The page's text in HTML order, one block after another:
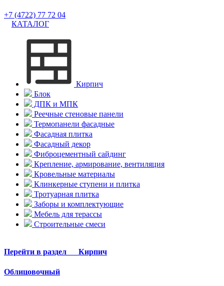
+7 (4722) 77 72 04
КАТАЛОГ
Кирпич
Блок
ДПК и МПК
Реечные стеновые панели
Термопанели фасадные
Фасадная плитка
Фасадный декор
Фиброцементный сайдинг
Крепление, армирование, вентиляция
Кровельные материалы
Клинкерные ступени и плитка
Тротуарная плитка
Заборы и комплектующие
Мебель для терассы
Строительные смеси
Перейти в раздел Кирпич
Облицовочный